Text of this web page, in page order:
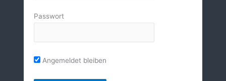
Passwort
Angemeldet bleiben